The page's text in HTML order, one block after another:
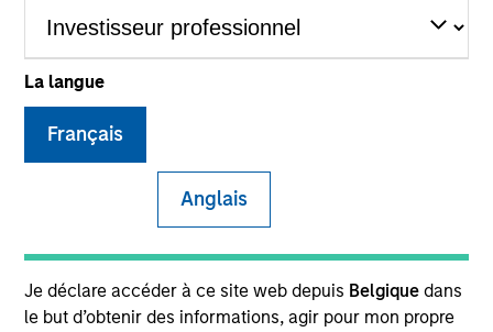
La langue
Français
Anglais
Je déclare accéder à ce site web depuis Belgique dans
le but d’obtenir des informations, agir pour mon propre
Invested on
May 2009
Transaction Type
Growth Investment
Realization Date
May 2020
Triana Energy is a natural gas exploration and